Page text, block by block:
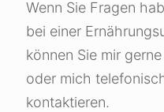
Wenn Sie Fragen
bei einer
können Sie mir
oder mich
kontaktieren.